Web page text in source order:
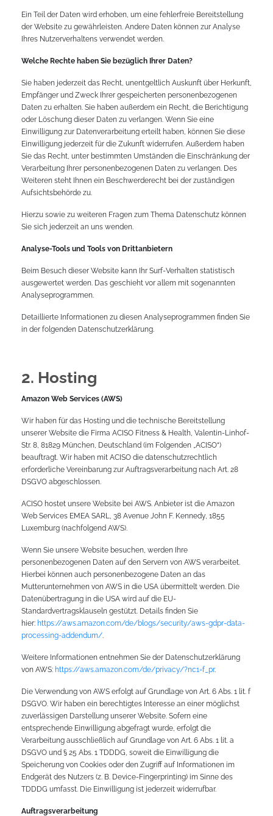
Ein Teil der Daten wird erhoben, um eine fehlerfreie Bereitstellung
der Website zu gewährleisten. Andere Daten können zur Analyse
Ihres Nutzerverhaltens verwendet werden.
Welche Rechte haben Sie bezüglich Ihrer Daten?
Sie haben jederzeit das Recht, unentgeltlich Auskunft über Herkunft,
Empfänger und Zweck Ihrer gespeicherten personenbezogenen
Daten zu erhalten. Sie haben außerdem ein Recht, die Berichtigung
oder Löschung dieser Daten zu verlangen. Wenn Sie eine
Einwilligung zur Datenverarbeitung erteilt haben, können Sie diese
Einwilligung jederzeit für die Zukunft widerrufen. Außerdem haben
Sie das Recht, unter bestimmten Umständen die Einschränkung der
Verarbeitung Ihrer personenbezogenen Daten zu verlangen. Des
Weiteren steht Ihnen ein Beschwerderecht bei der zuständigen
Aufsichtsbehörde zu.
Hierzu sowie zu weiteren Fragen zum Thema Datenschutz können
Sie sich jederzeit an uns wenden.
Analyse-Tools und Tools von Dritt­anbietern
Beim Besuch dieser Website kann Ihr Surf-Verhalten statistisch
ausgewertet werden. Das geschieht vor allem mit sogenannten
Analyseprogrammen.
Detaillierte Informationen zu diesen Analyseprogrammen finden Sie
in der folgenden Datenschutzerklärung.
2. Hosting
Amazon Web Services (AWS)
Wir haben für das Hosting und die technische Bereitstellung
unserer Website die Firma ACISO Fitness & Health, Valentin-Linhof-
Str. 8, 81829 München, Deutschland (im Folgenden „ACISO“)
beauftragt. Wir haben mit ACISO die datenschutzrechtlich
erforderliche Vereinbarung zur Auftragsverarbeitung nach Art. 28
DSGVO abgeschlossen.
ACISO hostet unsere Website bei AWS. Anbieter ist die Amazon
Web Services EMEA SARL, 38 Avenue John F. Kennedy, 1855
Luxemburg (nachfolgend AWS).
Wenn Sie unsere Website besuchen, werden Ihre
personenbezogenen Daten auf den Servern von AWS verarbeitet.
Hierbei können auch personenbezogene Daten an das
Mutterunternehmen von AWS in die USA übermittelt werden. Die
Datenübertragung in die USA wird auf die EU-
Standardvertragsklauseln gestützt. Details finden Sie
hier: https://aws.amazon.com/de/blogs/security/aws-gdpr-data-
processing-addendum/
Weitere Informationen entnehmen Sie der Datenschutzerklärung
von AWS: https://aws.amazon.com/de/privacy/?nc1=f_pr.
Die Verwendung von AWS erfolgt auf Grundlage von Art. 6 Abs. 1 lit. f
DSGVO. Wir haben ein berechtigtes Interesse an einer möglichst
zuverlässigen Darstellung unserer Website. Sofern eine
entsprechende Einwilligung abgefragt wurde, erfolgt die
Verarbeitung ausschließlich auf Grundlage von Art. 6 Abs. 1 lit. a
DSGVO und § 25 Abs. 1 TDDDG, soweit die Einwilligung die
Speicherung von Cookies oder den Zugriff auf Informationen im
Endgerät des Nutzers (z. B. Device-Fingerprinting) im Sinne des
TDDDG umfasst. Die Einwilligung ist jederzeit widerrufbar.
Auftragsverarbeitung